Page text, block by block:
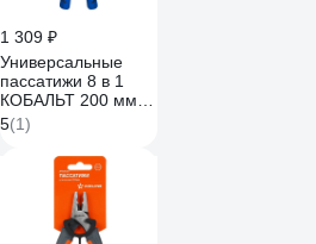
1 309 ₽
Универсальные
пассатижи 8 в 1
КОБАЛЬТ 200 мм,
рукоятки МБС, CR-
V,подвес 920-148
5(1)